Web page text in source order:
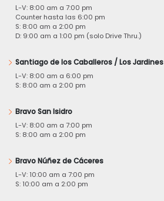
L-V: 8:00 am a 7:00 pm
Counter hasta las 6:00 pm
S: 8:00 am a 2:00 pm
D: 9:00 am a 1:00 pm (solo Drive Thru.)
Santiago de los Caballeros / Los Jardines
L-V: 8:00 am a 6:00 pm
S: 8:00 am a 2:00 pm
Bravo San Isidro
L-V: 8:00 am a 7:00 pm
S: 8:00 am a 2:00 pm
Bravo Núñez de Cáceres
L-V: 10:00 am a 7:00 pm
S: 10:00 am a 2:00 pm